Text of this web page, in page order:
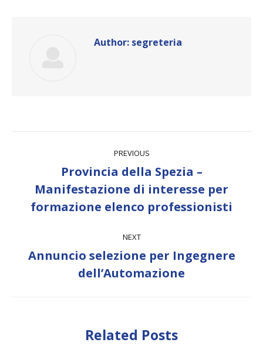
Author: segreteria
navigation
PREVIOUS
Previous
Provincia della Spezia –
Manifestazione di interesse per
formazione elenco professionisti
NEXT
Next
post:
Annuncio selezione per Ingegnere
dell’Automazione
Related Posts